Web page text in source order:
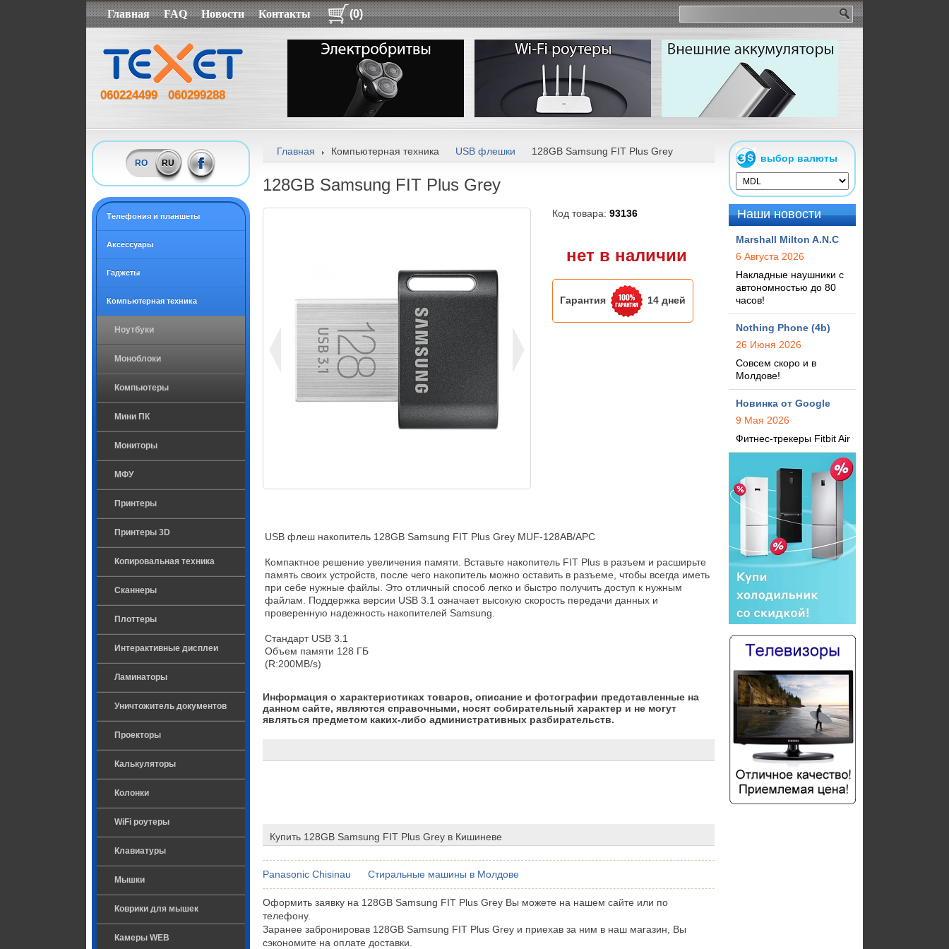
Главная FAQ Новости Контакты (0)
060224499 060299288
RO RU
Tелефония и планшеты
Аксессуары
Гаджеты
Компьютерная техника
Ноутбуки
Моноблоки
Компьютеры
Мини ПК
Мониторы
МФУ
Принтеры
Принтеры 3D
Копировальная техника
Сканнеры
Плоттеры
Интерактивные дисплеи
Ламинаторы
Уничтожитель документов
Проекторы
Калькуляторы
Колонки
WiFi роутеры
Клавиатуры
Мышки
Коврики для мышек
Камеры WEB
Главная Компьютерная техника USB флешки 128GB Samsung FIT Plus Grey
128GB Samsung FIT Plus Grey
Код товара: 93136
нет в наличии
Гарантия 14 дней
USB флеш накопитель 128GB Samsung FIT Plus Grey MUF-128AB/APC
Компактное решение увеличения памяти. Вставьте накопитель FIT Plus в разъем и расширьте
память своих устройств, после чего накопитель можно оставить в разъеме, чтобы всегда иметь
при себе нужные файлы. Это отличный способ легко и быстро получить доступ к нужным
файлам. Поддержка версии USB 3.1 означает высокую скорость передачи данных и
проверенную надежность накопителей Samsung.
Стандарт USB 3.1
Объем памяти 128 ГБ
(R:200MB/s)
Информация о характеристиках товаров, описание и фотографии представленные на
данном сайте, являются справочными, носят собирательный характер и не могут
являться предметом каких-либо административных разбирательств.
Купить 128GB Samsung FIT Plus Grey в Кишиневе
Panasonic Chisinau Стиральные машины в Молдове
Оформить заявку на 128GB Samsung FIT Plus Grey Вы можете на нашем сайте или по
телефону.
Заранее забронировав 128GB Samsung FIT Plus Grey и приехав за ним в наш магазин, Вы
сэкономите на оплате доставки.
выбор валюты
Наши новости
Marshall Milton A.N.C
6 Августа 2026
Накладные наушники с
автономностью до 80
часов!
Nothing Phone (4b)
26 Июня 2026
Совсем скоро и в
Молдове!
Новинка от Google
9 Мая 2026
Фитнес-трекеры Fitbit Air